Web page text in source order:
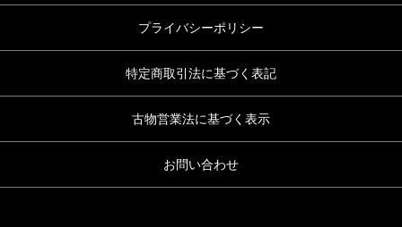
プライバシーポリシー
特定商取引法に基づく表記
古物営業法に基づく表示
お問い合わせ